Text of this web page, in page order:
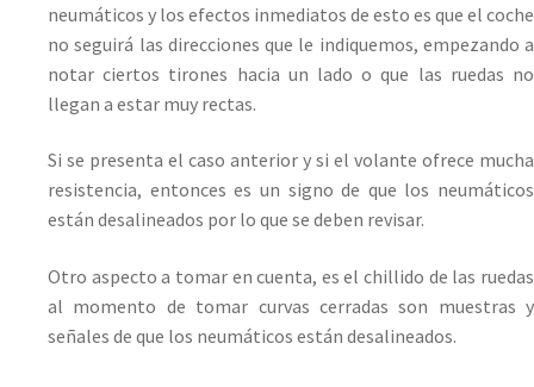
neumáticos y los efectos inmediatos de esto es que el coche
no seguirá las direcciones que le indiquemos, empezando a
notar ciertos tirones hacia un lado o que las ruedas no
llegan a estar muy rectas.
Si se presenta el caso anterior y si el volante ofrece mucha
resistencia, entonces es un signo de que los neumáticos
están desalineados por lo que se deben revisar.
Otro aspecto a tomar en cuenta, es el chillido de las ruedas
al momento de tomar curvas cerradas son muestras y
señales de que los neumáticos están desalineados.